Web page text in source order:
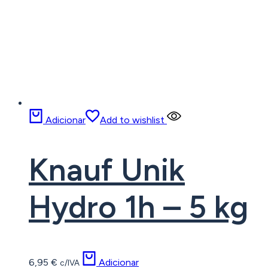
Adicionar Add to wishlist
Knauf Unik
Hydro 1h – 5 kg
6,95 € c/IVA Adicionar